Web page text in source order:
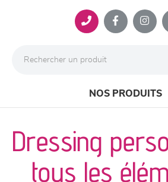
NOS PRODUITS
canapés et fauteuils
Dressing
tous les